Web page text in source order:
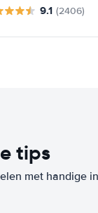
9.1 (2406)
tips
met handige